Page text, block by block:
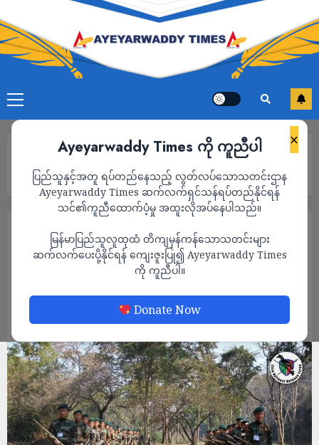
×
Ayeyarwaddy Times ကို ကူညီပါ
ပြည်သူနှင့်အတူ ရပ်တည်နေသည့် လွတ်လပ်သောသတင်းဌာန
Ayeyarwaddy Times ဆက်လက်ရှင်သန်ရပ်တည်နိုင်ရန်
သင်၏ကူညီထောက်ပံ့မှု အထူးလိုအပ်နေပါသည်။
မြန်မာပြည်သူလူထုထံ တိကျမှန်ကန်သောသတင်းများ
ဆက်လက်ပေးပို့နိုင်ရန် ကျေးဇူးပြု၍ Ayeyarwaddy Times
ကို ကူညီပါ။
Donate Now
ပြန်ကြားရေးတာဝန်ခံပြော
ဖလမ်းမြို့နယ်၏ သုံးပုံနှစ်ပုံအား နယ်မြေစိုးမိုး
ထားနိုင်ပြီလို့ CNDF မှ ပြန်ကြားရေးတာဝန်ခံ
ပြော
ADMIN AUGUST 15, 2022